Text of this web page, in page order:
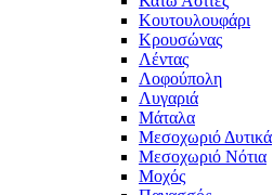
Κουτουλουφάρι
Κρουσώνας
Λέντας
Λοφούπολη
Λυγαριά
Μάταλα
Μεσοχωριό Δυτικά
Μεσοχωριό Νότια
Μοχός